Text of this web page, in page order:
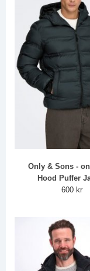
Only & Sons -
Hood Puffer
600 kr